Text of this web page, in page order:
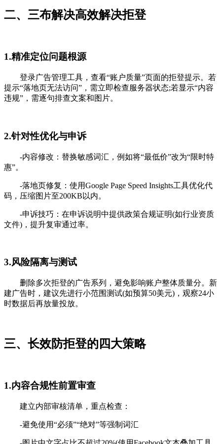
二、三布解决高效解决拒登
1.精准定位问题根源
登录广告管理工具，查看“账户质量”页面的拒登提示。若
提示“落地页无法访问”，需立即检查服务器状态;若显示“内容
违规”，需逐句排查文案和图片。
2.针对性优化与申诉
-内容修改：替换敏感词汇，例如将“最低价”改为“限时特
惠”。
-落地页修复：使用Google Page Speed Insights工具优化代
码，压缩图片至200KB以内。
-申诉技巧：在申诉说明中提供政策合规证明(如行业资质
文件)，提升复审通过率。
3.风险隔离与测试
删除多次拒登的广告系列，避免影响账户整体质量分。新
建广告时，建议先进行小范围测试(如预算50美元)，观察24小
时数据后再放量投放。
三、长效防拒登的四大策略
1.内容合规性前置审查
建立内部审核清单，重点检查：
-避免使用“必须”“绝对”等强制词汇